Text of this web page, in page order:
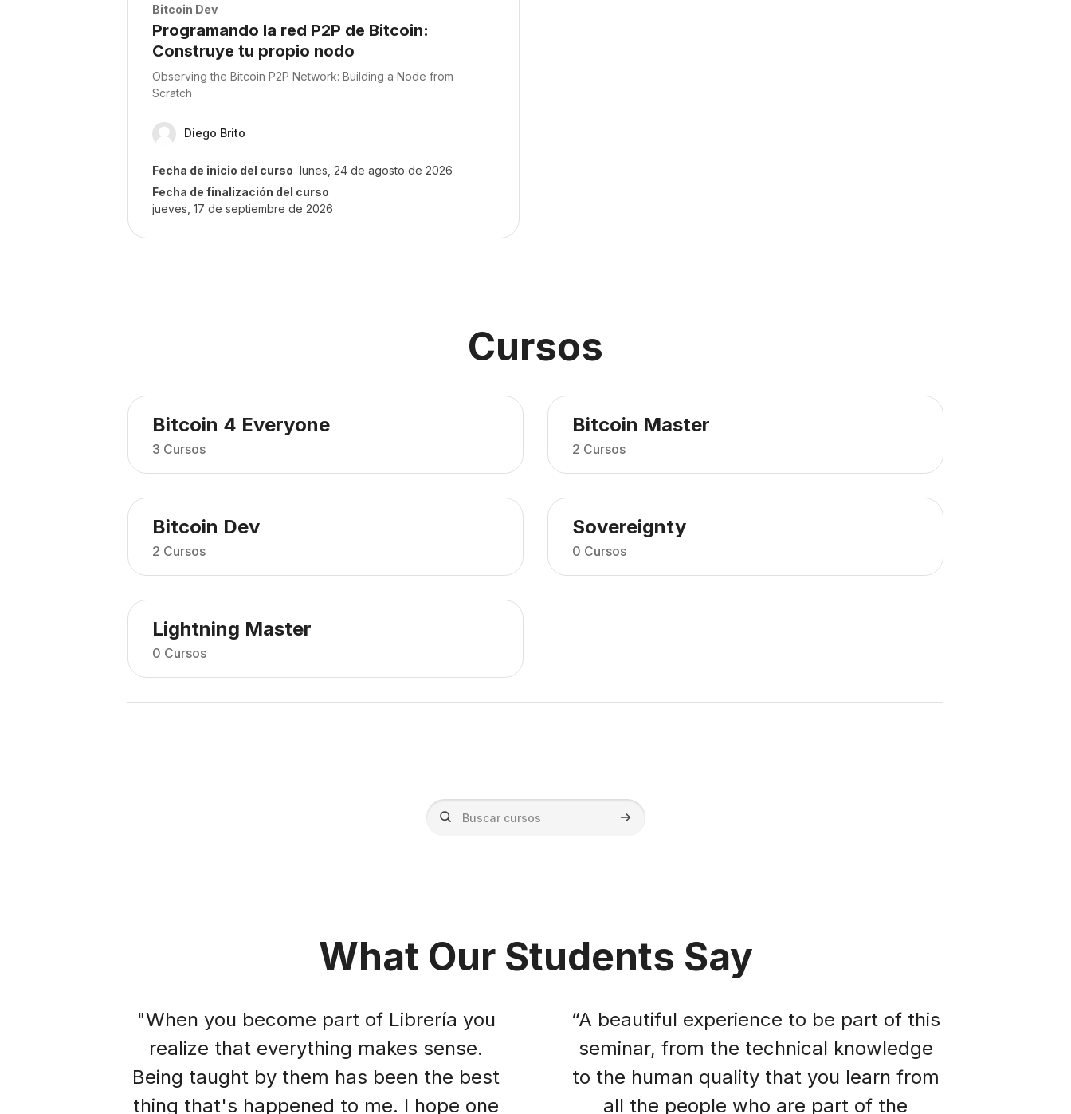
Archivos del resumen del curso
Bitcoin Dev
Nombre del curso
Programando la red P2P de Bitcoin:
Construye tu propio nodo
Texto del resumen del curso:
Observing the Bitcoin P2P Network: Building a Node from
Scratch
Diego Brito
Fecha de inicio del curso lunes, 24 de agosto de 2026
Fecha de finalización del curso
jueves, 17 de septiembre de 2026
Cursos
Bitcoin 4 Everyone
3 Cursos
Bitcoin Master
2 Cursos
Bitcoin Dev
2 Cursos
Sovereignty
0 Cursos
Lightning Master
0 Cursos
Buscar cursos Buscar cursos
What Our Students Say
"When you become part of Librería you
realize that everything makes sense.
Being taught by them has been the best
thing that's happened to me. I hope one
“A beautiful experience to be part of this
seminar, from the technical knowledge
to the human quality that you learn from
all the people who are part of the